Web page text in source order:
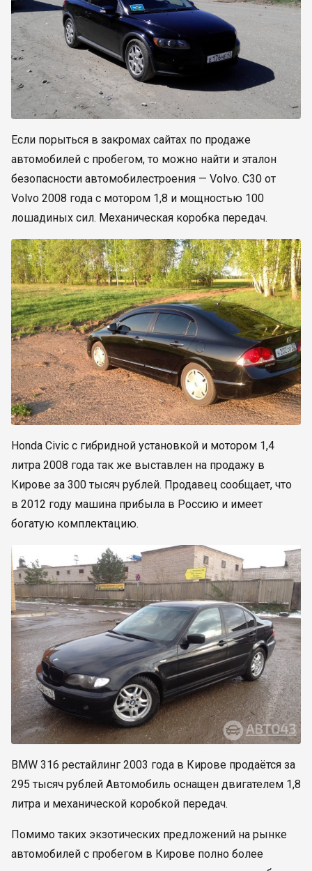
Если порыться в закромах сайтах по продаже
автомобилей с пробегом, то можно найти и эталон
безопасности автомобилестроения — Volvo. С30 от
Volvo 2008 года с мотором 1,8 и мощностью 100
лошадиных сил. Механическая коробка передач.
Honda Civic с гибридной установкой и мотором 1,4
литра 2008 года так же выставлен на продажу в
Кирове за 300 тысяч рублей. Продавец сообщает, что
в 2012 году машина прибыла в Россию и имеет
богатую комплектацию.
BMW 316 рестайлинг 2003 года в Кирове продаётся за
295 тысяч рублей Автомобиль оснащен двигателем 1,8
литра и механической коробкой передач.
Помимо таких экзотических предложений на рынке
автомобилей с пробегом в Кирове полно более